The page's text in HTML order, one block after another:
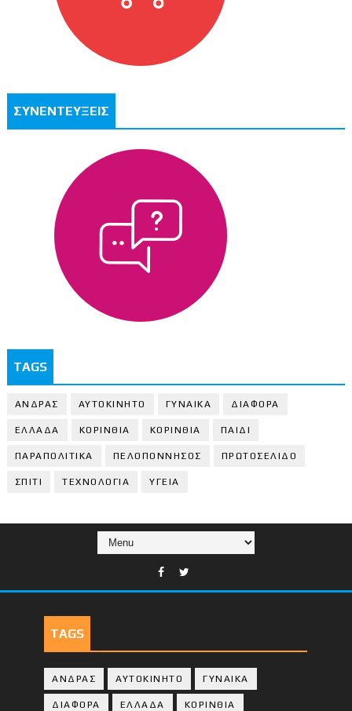
ΣΥΝΕΝΤΕΥΞΕΙΣ
TAGS
ΑΝΔΡΑΣ ΑΥΤΟΚΙΝΗΤΟ ΓΥΝΑΙΚΑ ΔΙΑΦΟΡΑ
ΕΛΛΑΔΑ ΚΟΡΙΝΘΙΑ ΚΟΡΙΝΘΙA ΠΑΙΔΙ
ΠΑΡΑΠΟΛΙΤΙΚΑ ΠΕΛΟΠΟΝΝΗΣΟΣ ΠΡΩΤΟΣΕΛΙΔΟ
ΣΠΙΤΙ ΤΕΧΝΟΛΟΓΙΑ ΥΓΕΙΑ
TAGS
ΑΝΔΡΑΣ ΑΥΤΟΚΙΝΗΤΟ ΓΥΝΑΙΚΑ
ΔΙΑΦΟΡΑ ΕΛΛΑΔΑ ΚΟΡΙΝΘΙΑ